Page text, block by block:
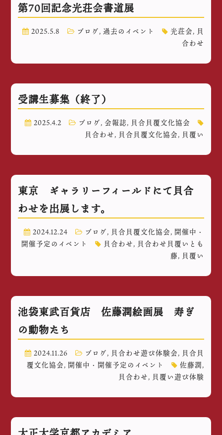
第70回記念光荘会書道展
2025.5.8 ブログ, 過去のイベント 光荘会, 貝
合わせ
受講生募集（終了）
2025.4.2 ブログ, 会報誌, 貝合貝覆文化協会
貝合わせ, 貝合貝覆文化協会, 貝覆い
東京 ギャラリーフィールドにて貝合
わせを出展します。
2024.12.24 ブログ, 貝合貝覆文化協会, 開催中・
開催予定のイベント
貝合わせ, 貝合わせ貝覆いとも
藤, 貝覆い
池袋東武百貨店 佐藤潤絵画展 寿ぎ
の動物たち
2024.11.26 ブログ, 貝合わせ遊び体験会, 貝合貝
覆文化協会, 開催中・開催予定のイベント 佐藤潤,
貝合わせ, 貝覆い遊び体験